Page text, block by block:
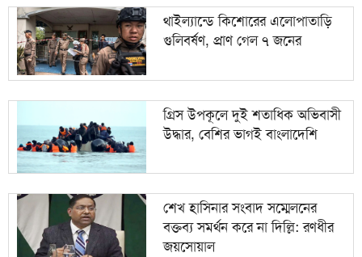
থাইল্যান্ডে কিশোরের এলোপাতাড়ি
গুলিবর্ষণ, প্রাণ গেল ৭ জনের
গ্রিস উপকূলে দুই শতাধিক অভিবাসী
উদ্ধার, বেশির ভাগই বাংলাদেশি
শেখ হাসিনার সংবাদ সম্মেলনের
বক্তব্য সমর্থন করে না দিল্লি: রণধীর
জয়সোয়াল